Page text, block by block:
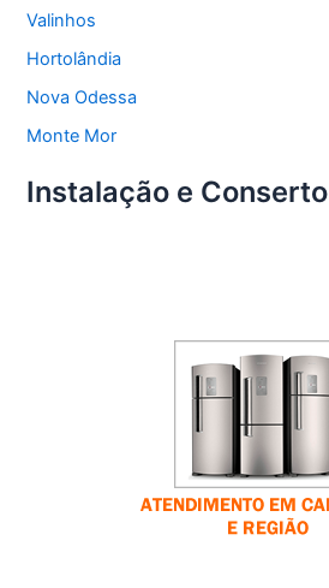
Valinhos
Hortolândia
Nova Odessa
Monte Mor
Instalação e Conserto